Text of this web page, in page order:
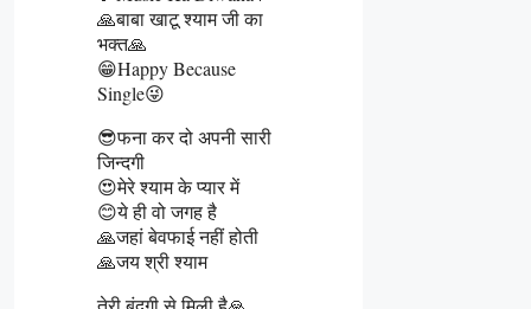
🙏बाबा खाटू श्याम जी का
भक्त🙏
😁Happy Because
Single😜
😎फना कर दो अपनी सारी
जिन्दगी
😍मेरे श्याम के प्यार में
😊ये ही वो जगह है
🙏जहां बेवफाई नहीं होती
🙏जय श्री श्याम